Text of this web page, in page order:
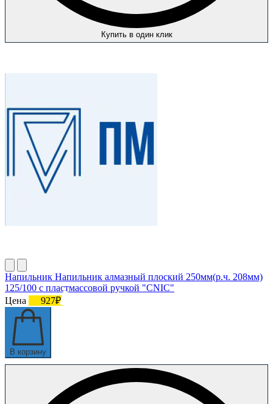
Купить в один клик
Напильник Напильник алмазный плоский 250мм(р.ч. 208мм)
125/100 с пластмассовой ручкой "CNIC"
Цена
927₽
В корзину